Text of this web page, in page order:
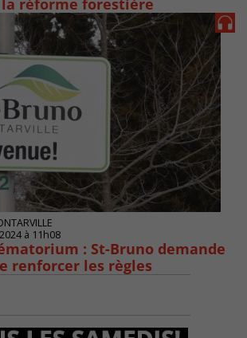
réforme forestière
à 11h08
: St-Bruno demande
renforcer les règles